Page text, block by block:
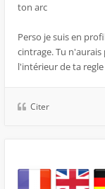
ton arc
Perso je suis en
cintrage. Tu
l'intérieur de ta
Citer